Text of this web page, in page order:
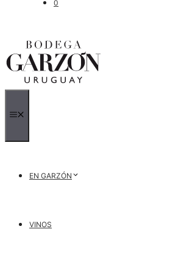
0
EN GARZÓN
VINOS